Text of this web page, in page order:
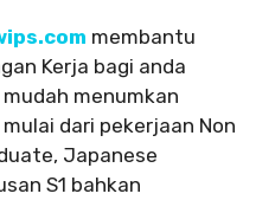
membantu
Kerja bagi anda
menumkan
dari pekerjaan Non
Japanese
S1 bahkan